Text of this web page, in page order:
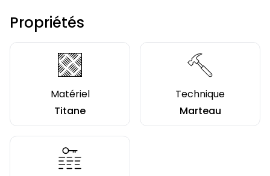
Propriétés
Matériel
Titane
Technique
Marteau